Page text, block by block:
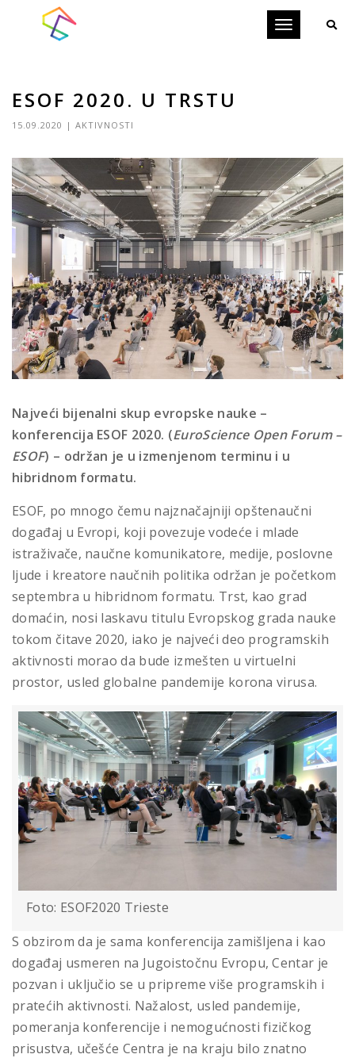
Toggle
ESOF 2020. U TRSTU
15.09.2020 | AKTIVNOSTI
Najveći bijenalni skup evropske nauke –
konferencija ESOF 2020. (EuroScience Open Forum–
ESOF) – održan je u izmenjenom terminu i u
hibridnom formatu.
ESOF, po mnogo čemu najznačajniji opštenaučni
događaj u Evropi, koji povezuje vodeće i mlade
istraživače, naučne komunikatore, medije, poslovne
ljude i kreatore naučnih politika održan je početkom
septembra u hibridnom formatu. Trst, kao grad
domaćin, nosi laskavu titulu Evropskog grada nauke
tokom čitave 2020, iako je najveći deo programskih
aktivnosti morao da bude izmešten u virtuelni
prostor, usled globalne pandemije korona virusa.
Foto: ESOF2020 Trieste
S obzirom da je sama konferencija zamišljena i kao
događaj usmeren na Jugoistočnu Evropu, Centar je
pozvan i uključio se u pripreme više programskih i
pratećih aktivnosti. Nažalost, usled pandemije,
pomeranja konferencije i nemogućnosti fizičkog
prisustva, učešće Centra je na kraju bilo znatno